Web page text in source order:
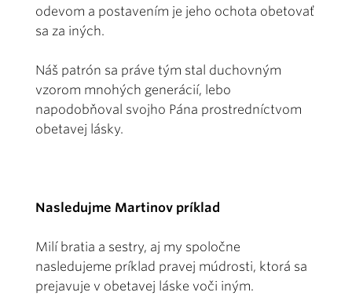
odevom a postavením je jeho ochota obetovať
sa za iných.
Náš patrón sa práve tým stal duchovným
vzorom mnohých generácií, lebo
napodobňoval svojho Pána prostredníctvom
obetavej lásky.
Nasledujme Martinov príklad
Milí bratia a sestry, aj my spoločne
nasledujeme príklad pravej múdrosti, ktorá sa
prejavuje v obetavej láske voči iným.